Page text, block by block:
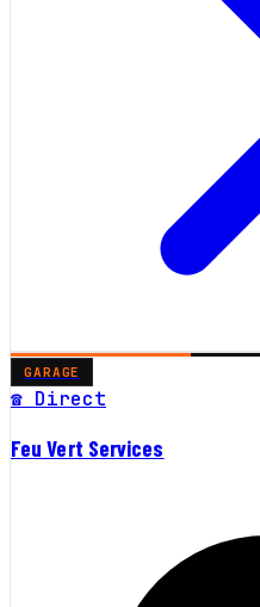
GARAGE
☎ Direct
Feu Vert Services